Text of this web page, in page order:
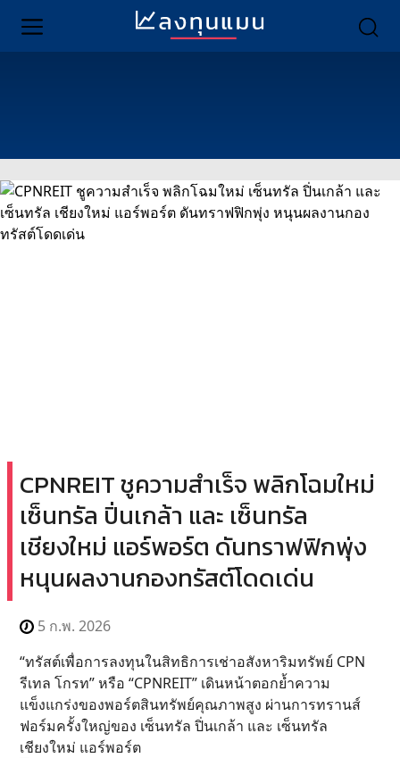
CPNREIT ชูความสำเร็จ พลิกโฉมใหม่
เซ็นทรัล ปิ่นเกล้า และ เซ็นทรัล
เชียงใหม่ แอร์พอร์ต ดันทราฟฟิกพุ่ง
หนุนผลงานกองทรัสต์โดดเด่น
5 ก.พ. 2026
“ทรัสต์เพื่อการลงทุนในสิทธิการเช่าอสังหาริมทรัพย์ CPN
รีเทล โกรท” หรือ “CPNREIT” เดินหน้าตอกย้ำความ
แข็งแกร่งของพอร์ตสินทรัพย์คุณภาพสูง ผ่านการทรานส์
ฟอร์มครั้งใหญ่ของ เซ็นทรัล ปิ่นเกล้า และ เซ็นทรัล
เชียงใหม่ แอร์พอร์ต